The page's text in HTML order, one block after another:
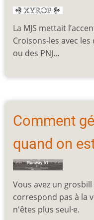
La MJS mettait
Croisons-les avec
ou des PNJ…
Comment
quand on
Vous avez un
correspond pas à la
n'êtes plus seul·e.